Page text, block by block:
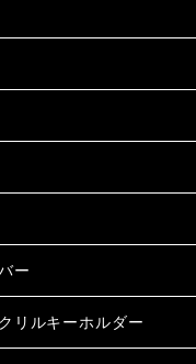
ー
リルキーホルダー